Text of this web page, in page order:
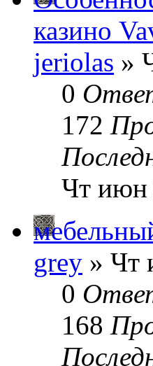
казино
jeriolas »
0
172
Чт июн
grey » Чт
0
168